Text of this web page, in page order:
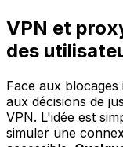
VPN et
des
Face aux
aux décisions de
VPN. L'idée est
simuler une